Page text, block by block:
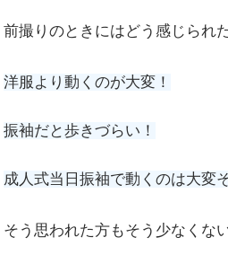
前撮りのときにはどう感じられ
洋服より動くのが大変！
振袖だと歩きづらい！
成人式当日振袖で動くのは大変
そう思われた方もそう少なくな